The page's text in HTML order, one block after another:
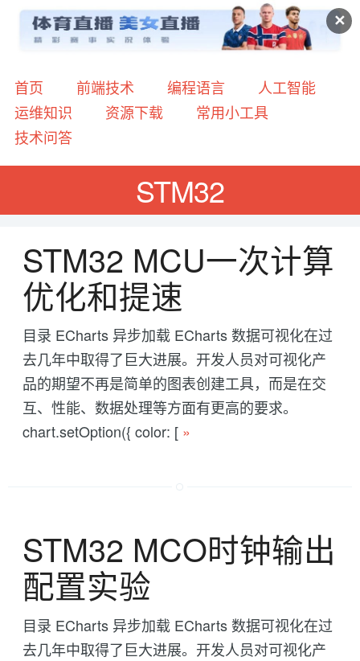
✕
首页 前端技术 编程语言
人工智能
运维知识
资源下载
常用小工具
技术问答
STM32
STM32 MCU一次计算
优化和提速
目录 ECharts 异步加载 ECharts 数据可视化在过
去几年中取得了巨大进展。开发人员对可视化产
品的期望不再是简单的图表创建工具，而是在交
互、性能、数据处理等方面有更高的要求。
chart.setOption({ color: [ »
STM32 MCO时钟输出
配置实验
目录 ECharts 异步加载 ECharts 数据可视化在过
去几年中取得了巨大进展。开发人员对可视化产